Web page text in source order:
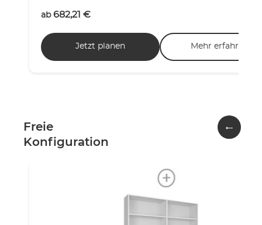
ab 682,21 €
Jetzt planen Mehr erfahren
Freie
Konfiguration
←